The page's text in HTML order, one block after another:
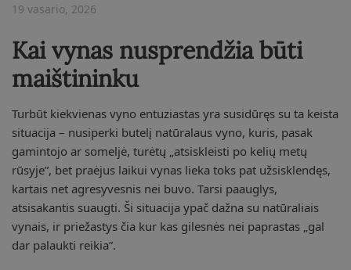
19 vasario, 2026
Kai vynas nusprendžia būti
maištininku
Turbūt kiekvienas vyno entuziastas yra susidūręs su ta keista
situacija – nusiperki butelį natūralaus vyno, kuris, pasak
gamintojo ar someljė, turėtų „atsiskleisti po kelių metų
rūsyje”, bet praėjus laikui vynas lieka toks pat užsisklendęs,
kartais net agresyvesnis nei buvo. Tarsi paauglys,
atsisakantis suaugti. Ši situacija ypač dažna su natūraliais
vynais, ir priežastys čia kur kas gilesnės nei paprastas „gal
dar palaukti reikia”.